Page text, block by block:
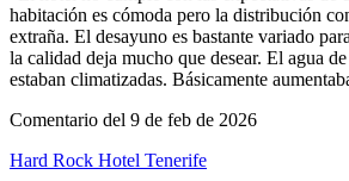
habitación es cómoda pero la distribución
extraña. El desayuno es bastante variado
la calidad deja mucho que desear. El agua
estaban climatizadas. Básicamente
Comentario del 9 de feb de 2026
Hard Rock Hotel Tenerife